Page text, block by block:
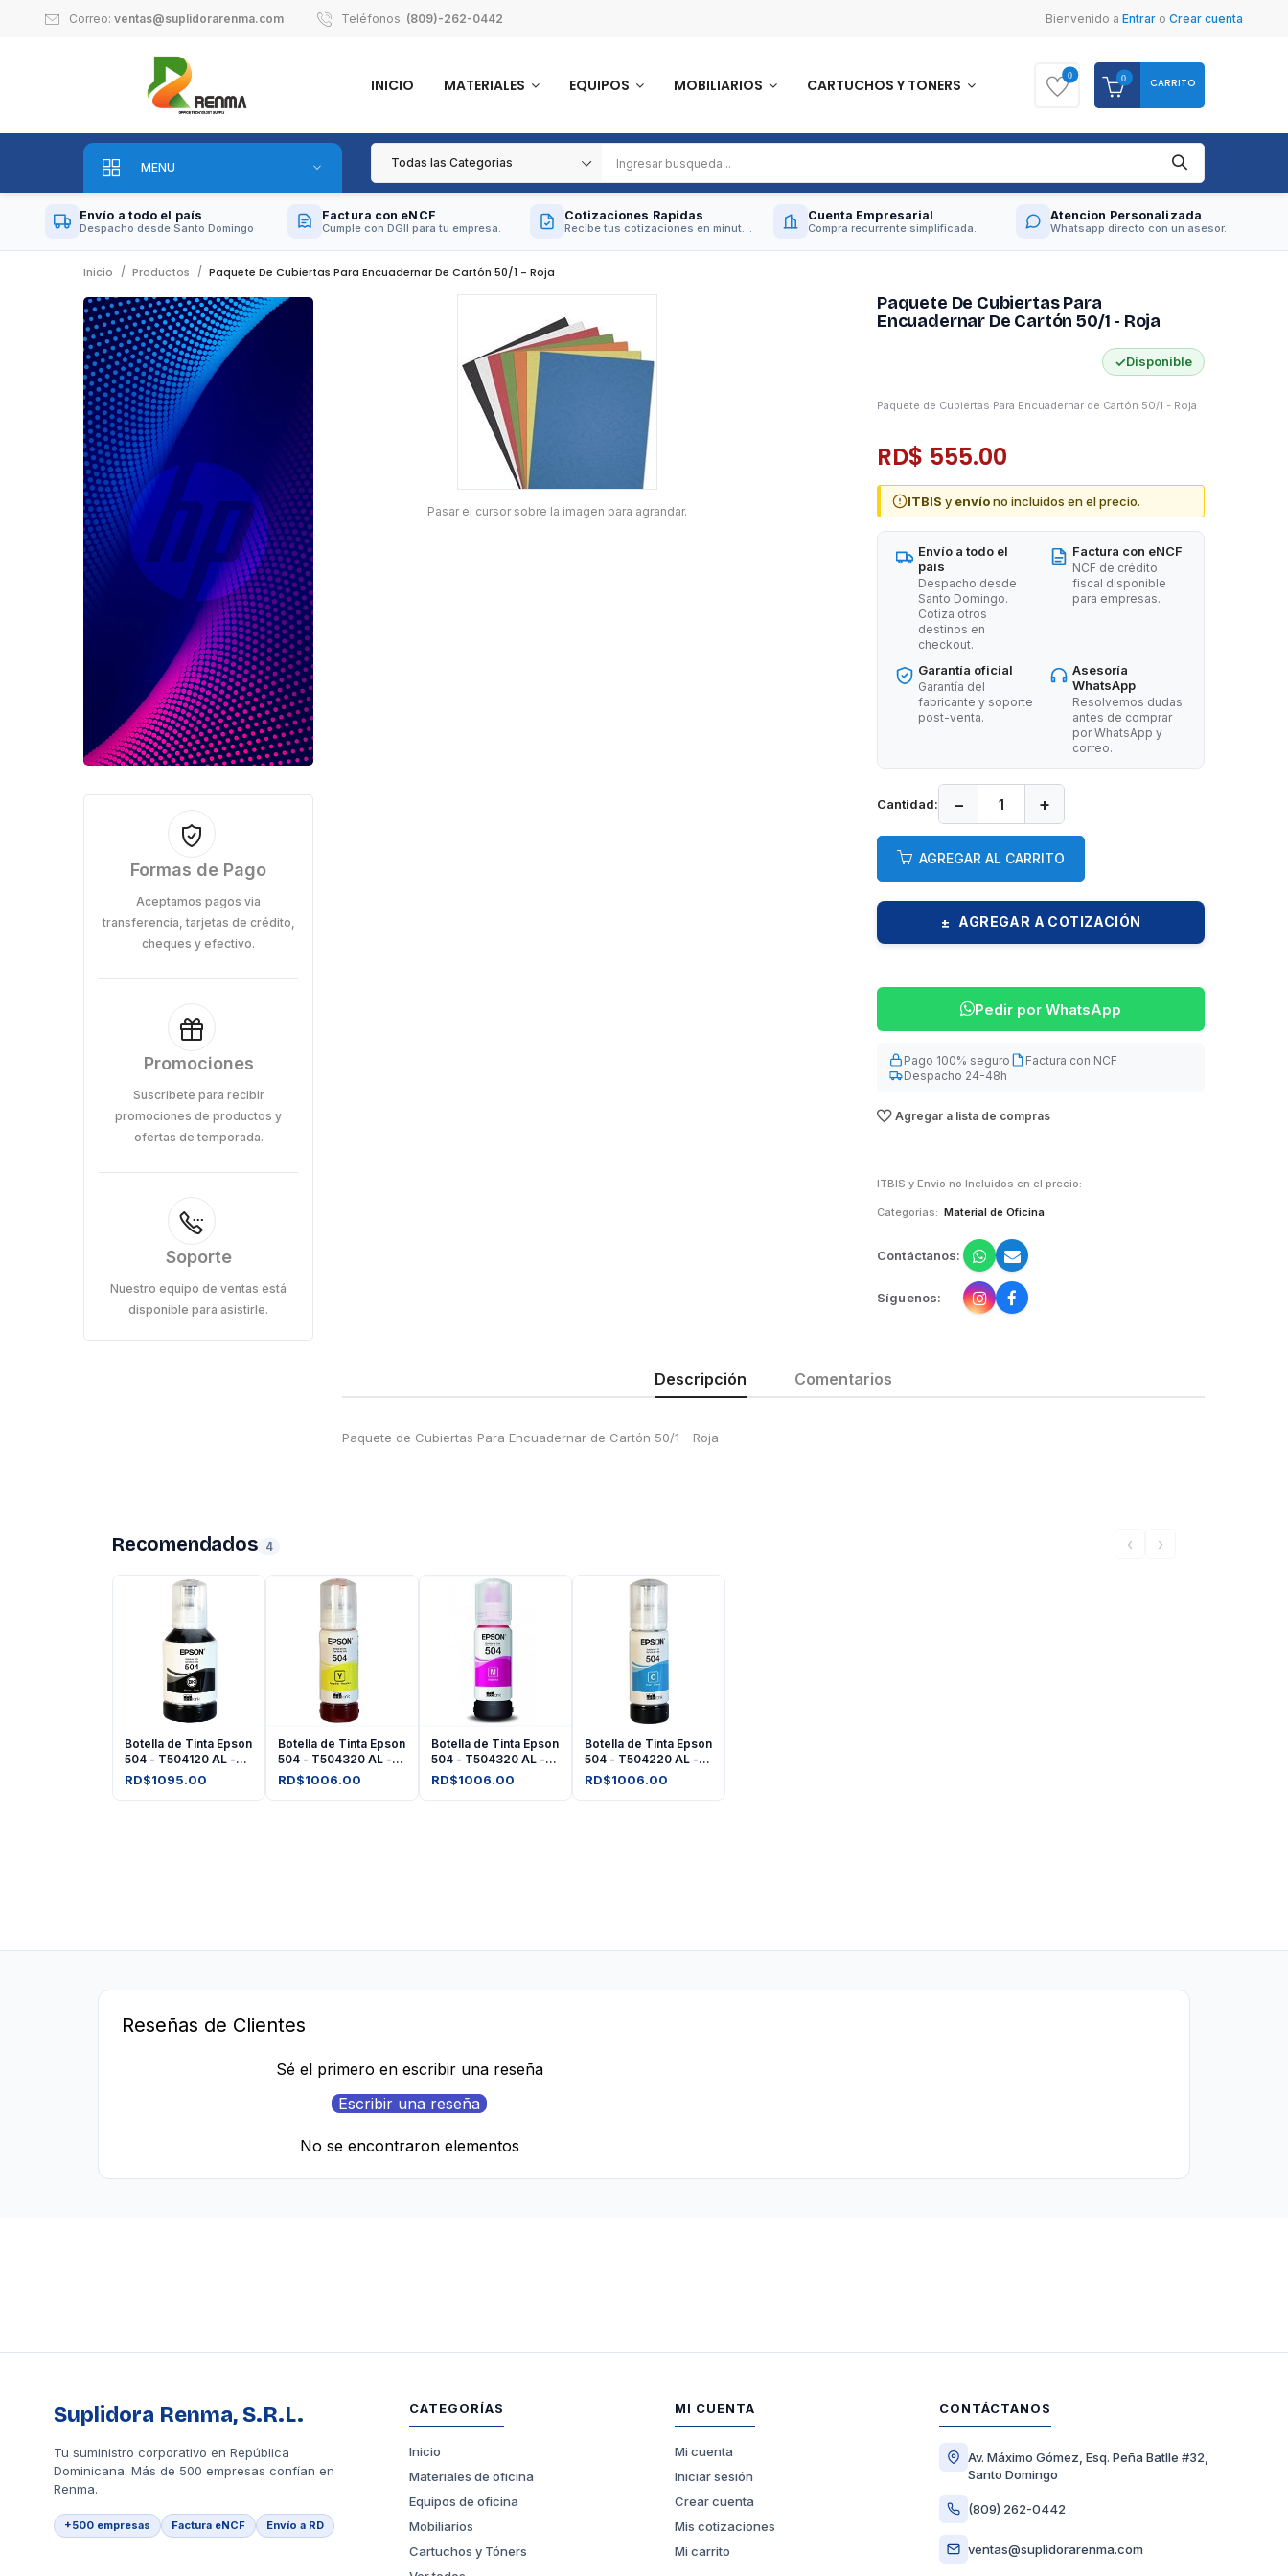
Correo: ventas@suplidorarenma.com Teléfonos: (809)-262-0442 Bienvenido a Entrar o Crear cuenta
INICIO MATERIALES EQUIPOS MOBILIARIOS CARTUCHOS Y TONERS
0 0 CARRITO
MENU
Envío a todo el país
Despacho desde Santo Domingo
Factura con eNCF
Cumple con DGII para tu empresa.
Cotizaciones Rapidas
Recibe tus cotizaciones en minutos.
Cuenta Empresarial
Compra recurrente simplificada.
Atencion Personalizada
Whatsapp directo con un asesor.
Inicio Productos Paquete De Cubiertas Para Encuadernar De Cartón 50/1 - Roja
Pasar el cursor sobre la imagen para agrandar.
Paquete De Cubiertas Para
Encuadernar De Cartón 50/1 - Roja
✓Disponible
Paquete de Cubiertas Para Encuadernar de Cartón 50/1 - Roja
RD$ 555.00
ITBIS y envíono incluidos en el precio.
Envío a todo el
país
Despacho desde
Santo Domingo.
Cotiza otros
destinos en
checkout.
Factura con eNCF
NCF de crédito
fiscal disponible
para empresas.
Garantía oficial
Garantía del
fabricante y soporte
post-venta.
Asesoría
WhatsApp
Resolvemos dudas
antes de comprar
por WhatsApp y
correo.
Cantidad: − +
AGREGAR AL CARRITO
± AGREGAR A COTIZACIÓN
Pedir por WhatsApp
Pago 100% seguro
Factura con NCF
Despacho 24-48h
Agregar a lista de compras
ITBIS y Envio no Incluidos en el precio:
Categorias: Material de Oficina
Contáctanos:
Síguenos:
Descripción Comentarios
Paquete de Cubiertas Para Encuadernar de Cartón 50/1 - Roja
Formas de Pago
Aceptamos pagos via
transferencia, tarjetas de crédito,
cheques y efectivo.
Promociones
Suscribete para recibir
promociones de productos y
ofertas de temporada.
Soporte
Nuestro equipo de ventas está
disponible para asistirle.
Recomendados 4 ‹ ›
Botella de Tinta Epson
504 - T504120 AL -
Negro
RD$1095.00
Botella de Tinta Epson
504 - T504320 AL -
Amarilla
RD$1006.00
Botella de Tinta Epson
504 - T504320 AL -
Magenta
RD$1006.00
Botella de Tinta Epson
504 - T504220 AL -
Cyan
RD$1006.00
Reseñas de Clientes
Sé el primero en escribir una reseña
Escribir una reseña
No se encontraron elementos
Suplidora Renma, S.R.L.
Tu suministro corporativo en República
Dominicana. Más de 500 empresas confían en
Renma.
+500 empresas Factura eNCF Envío a RD
CATEGORÍAS
Inicio
Materiales de oficina
Equipos de oficina
Mobiliarios
Cartuchos y Tóners
MI CUENTA
Mi cuenta
Iniciar sesión
Crear cuenta
Mis cotizaciones
Mi carrito
CONTÁCTANOS
Av. Máximo Gómez, Esq. Peña Batlle #32,
Santo Domingo
(809) 262-0442
ventas@suplidorarenma.com